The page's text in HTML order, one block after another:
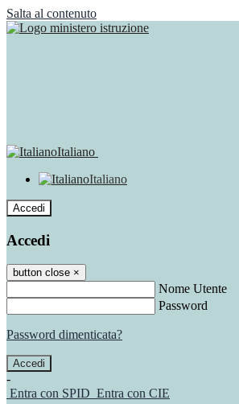
Salta al contenuto
Italiano
Italiano
Accedi
Accedi
button close ×
Nome Utente
Password
Password dimenticata?
-
Entra con SPID Entra con CIE